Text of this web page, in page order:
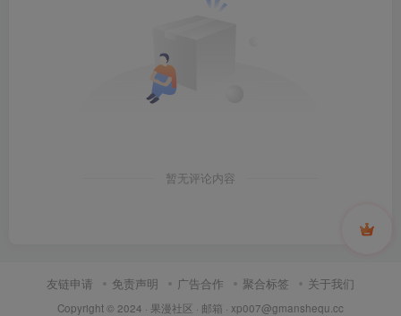
暂无评论内容
友链申请 免责声明 广告合作 聚合标签 关于我们
Copyright © 2024 · 果漫社区 · 邮箱 · xp007@gmanshequ.cc